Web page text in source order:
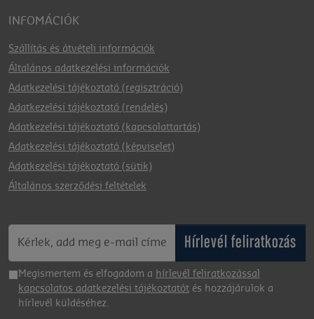
INFOMÁCIÓK
Szállítás és átvételi információk
Általános adatkezelési információk
Adatkezelési tájékoztató (regisztráció)
Adatkezelési tájékoztató (rendelés)
Adatkezelési tájékoztató (kapcsolattartás)
Adatkezelési tájékoztató (képviselet)
Adatkezelési tájékoztató (sütik)
Általános szerződési feltételek
Hírlevél feliratkozás
Megismertem és elfogadom a hírlevél feliratkozással
kapcsolatos adatkezelési tájékoztatót és hozzájárulok a
hírlevél küldéséhez.